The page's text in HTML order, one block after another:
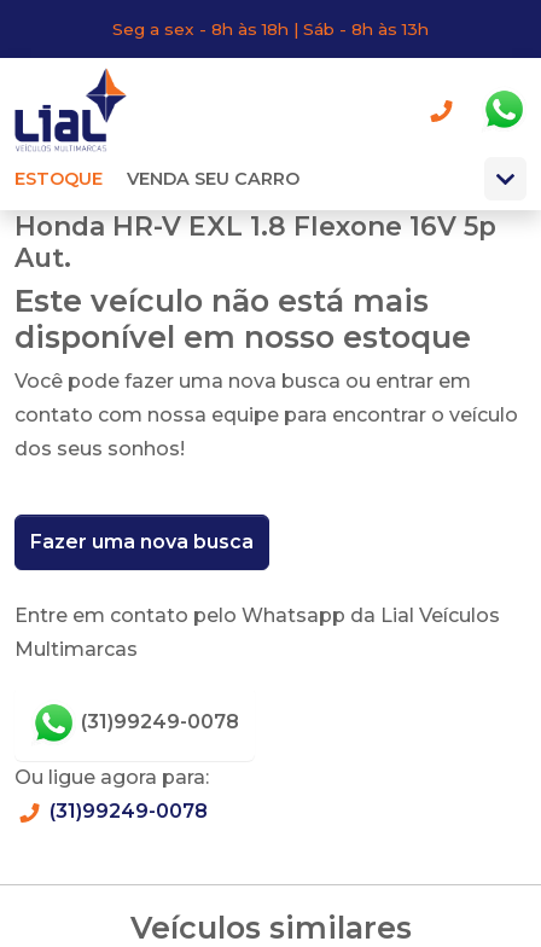
Seg a sex - 8h às 18h | Sáb - 8h às 13h
ESTOQUE VENDA SEU CARRO
Honda HR-V EXL 1.8 Flexone 16V 5p
Aut.
Este veículo não está mais
disponível em nosso estoque
Você pode fazer uma nova busca ou entrar em
contato com nossa equipe para encontrar o veículo
dos seus sonhos!
Fazer uma nova busca
Entre em contato pelo Whatsapp da Lial Veículos
Multimarcas
(31)99249-0078
Ou ligue agora para:
(31)99249-0078
Veículos similares